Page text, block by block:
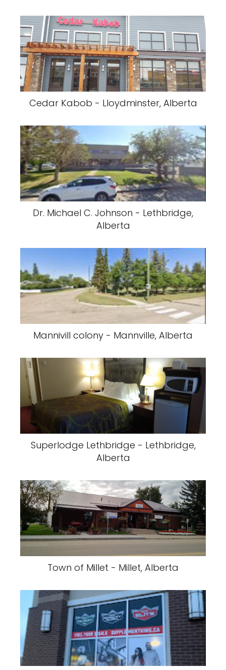
Cedar Kabob - Lloydminster, Alberta
Dr. Michael C. Johnson - Lethbridge,
Alberta
Mannivill colony - Mannville, Alberta
Superlodge Lethbridge - Lethbridge,
Alberta
Town of Millet - Millet, Alberta